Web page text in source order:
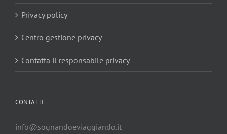
Privacy policy
Centro gestione privacy
Contatta il responsabile privacy
CONTATTI:
info@sognandoeviaggiando.it